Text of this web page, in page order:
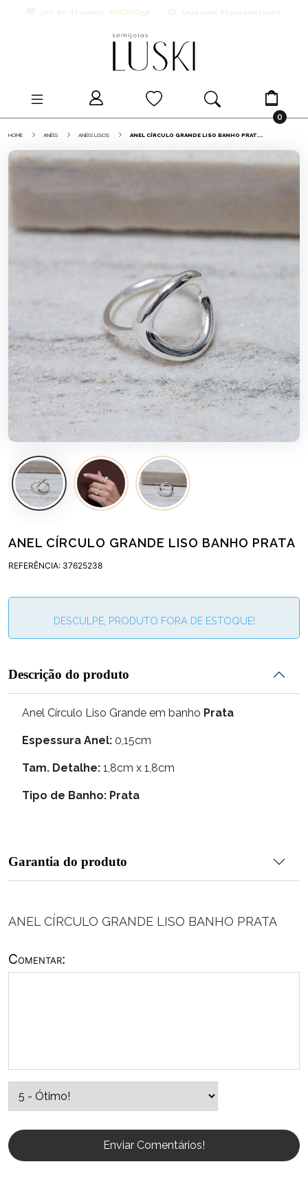
50% de desconto: ATACADO50 Seja uma Representante
0
HOME ANÉIS ANÉIS LISOS ANEL CÍRCULO GRANDE LISO BANHO PRAT...
ANEL CÍRCULO GRANDE LISO BANHO PRATA
REFERÊNCIA: 37625238
DESCULPE, PRODUTO FORA DE ESTOQUE!
Descrição do produto
Anel Círculo Liso Grande em banho Prata
Espessura Anel: 0,15cm
Tam. Detalhe: 1,8cm x 1,8cm
Tipo de Banho: Prata
Garantia do produto
ANEL CÍRCULO GRANDE LISO BANHO PRATA
Comentar:
Enviar Comentários!